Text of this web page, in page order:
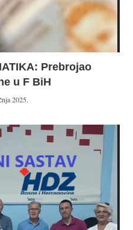
Prebrojao
u F BiH
2025.